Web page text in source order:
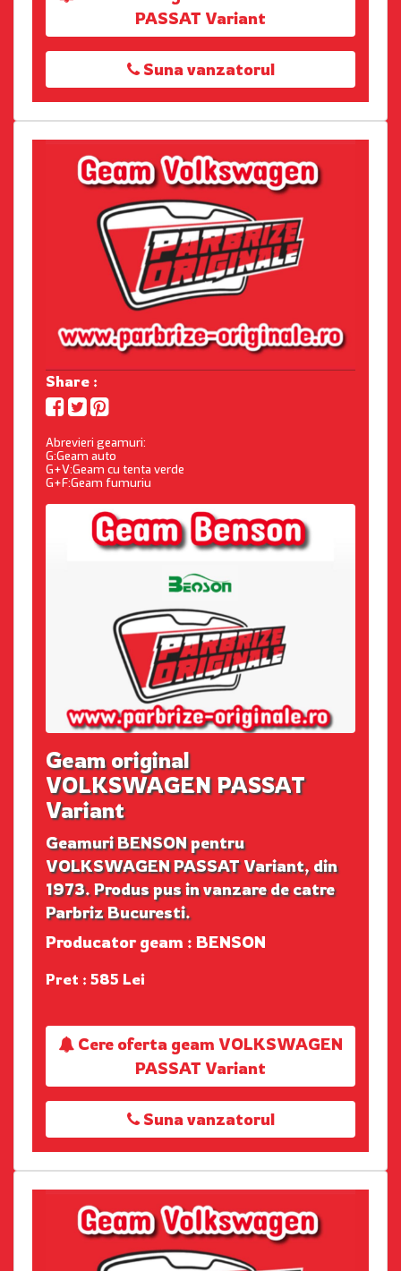
PASSAT Variant
Suna vanzatorul
Share :
Abrevieri geamuri:
G:Geam auto
G+V:Geam cu tenta verde
G+F:Geam fumuriu
Geam original
VOLKSWAGEN PASSAT
Variant
Geamuri BENSON pentru
VOLKSWAGEN PASSAT Variant, din
1973. Produs pus in vanzare de catre
Parbriz Bucuresti.
Producator geam : BENSON
Pret : 585 Lei
Cere oferta geam VOLKSWAGEN
PASSAT Variant
Suna vanzatorul